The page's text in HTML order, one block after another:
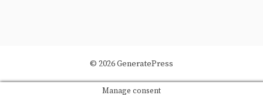
© 2026 GeneratePress
Manage consent